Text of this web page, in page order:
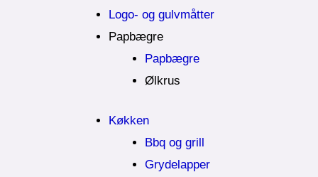
Logo- og gulvmåtter
Papbægre
Papbægre
Ølkrus
Køkken
Bbq og grill
Grydelapper